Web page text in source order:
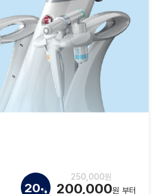
20%
250,000원
200,000원 부터